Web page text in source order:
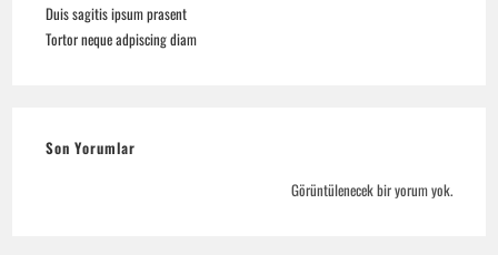
Duis sagitis ipsum prasent
Tortor neque adpiscing diam
Son Yorumlar
Görüntülenecek bir yorum yok.